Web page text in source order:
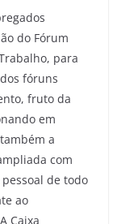
do Fórum
para
fóruns
fruto da
em
a
com
de todo
ao
Caixa